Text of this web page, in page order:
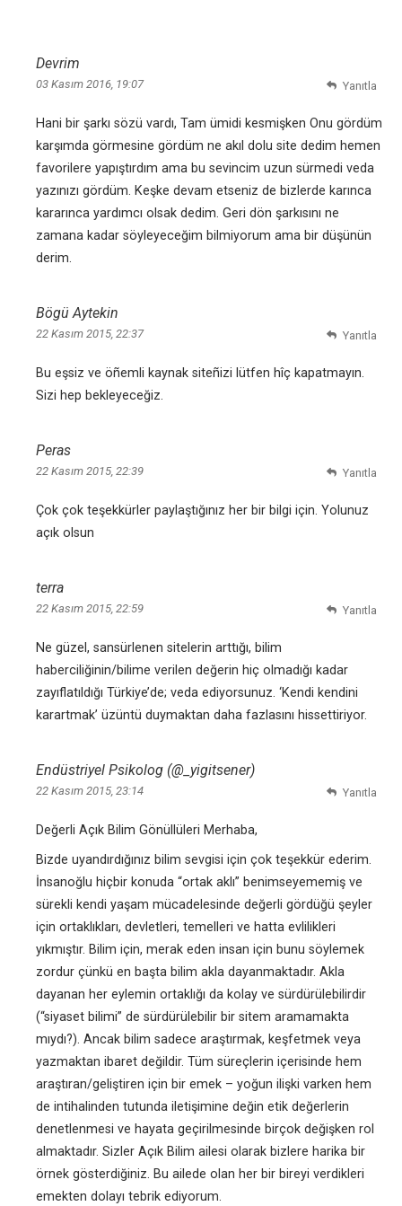
Devrim
03 Kasım 2016, 19:07
Hani bir şarkı sözü vardı, Tam ümidi kesmişken Onu gördüm
karşımda görmesine gördüm ne akıl dolu site dedim hemen
favorilere yapıştırdım ama bu sevincim uzun sürmedi veda
yazınızı gördüm. Keşke devam etseniz de bizlerde karınca
kararınca yardımcı olsak dedim. Geri dön şarkısını ne
zamana kadar söyleyeceğim bilmiyorum ama bir düşünün
derim.
Yanıtla
Bögü Aytekin
22 Kasım 2015, 22:37
Bu eşsiz ve öñemli kaynak siteñizi lütfen hîç kapatmayın.
Sizi hep bekleyeceğiz.
Yanıtla
Peras
22 Kasım 2015, 22:39
Çok çok teşekkürler paylaştığınız her bir bilgi için. Yolunuz
açık olsun
Yanıtla
terra
22 Kasım 2015, 22:59
Ne güzel, sansürlenen sitelerin arttığı, bilim
haberciliğinin/bilime verilen değerin hiç olmadığı kadar
zayıflatıldığı Türkiye’de; veda ediyorsunuz. ‘Kendi kendini
karartmak’ üzüntü duymaktan daha fazlasını hissettiriyor.
Yanıtla
Endüstriyel Psikolog (@_yigitsener)
22 Kasım 2015, 23:14
Değerli Açık Bilim Gönüllüleri Merhaba,
Bizde uyandırdığınız bilim sevgisi için çok teşekkür ederim.
İnsanoğlu hiçbir konuda “ortak aklı” benimseyememiş ve
sürekli kendi yaşam mücadelesinde değerli gördüğü şeyler
için ortaklıkları, devletleri, temelleri ve hatta evlilikleri
yıkmıştır. Bilim için, merak eden insan için bunu söylemek
zordur çünkü en başta bilim akla dayanmaktadır. Akla
dayanan her eylemin ortaklığı da kolay ve sürdürülebilirdir
(“siyaset bilimi” de sürdürülebilir bir sitem aramamakta
mıydı?). Ancak bilim sadece araştırmak, keşfetmek veya
yazmaktan ibaret değildir. Tüm süreçlerin içerisinde hem
araştıran/geliştiren için bir emek – yoğun ilişki varken hem
de intihalinden tutunda iletişimine değin etik değerlerin
denetlenmesi ve hayata geçirilmesinde birçok değişken rol
almaktadır. Sizler Açık Bilim ailesi olarak bizlere harika bir
örnek gösterdiğiniz. Bu ailede olan her bir bireyi verdikleri
emekten dolayı tebrik ediyorum.
Yanıtla